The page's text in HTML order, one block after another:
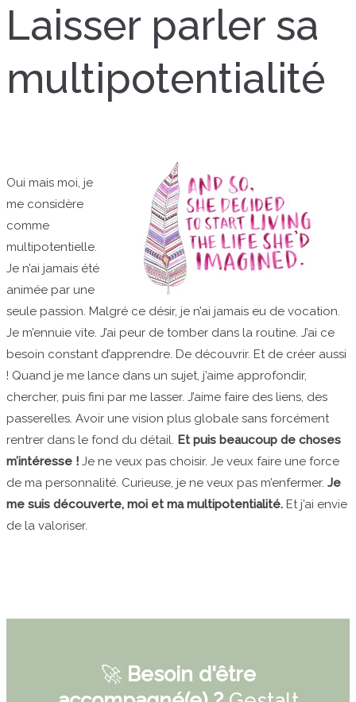
Laisser parler sa
multipotentialité
Oui mais moi, je
me considère
comme
multipotentielle.
Je n’ai jamais été
animée par une
seule passion. Malgré ce désir, je n’ai jamais eu de vocation.
Je m’ennuie vite. J’ai peur de tomber dans la routine. J’ai ce
besoin constant d’apprendre. De découvrir. Et de créer aussi
! Quand je me lance dans un sujet, j’aime approfondir,
chercher, puis fini par me lasser. J’aime faire des liens, des
passerelles. Avoir une vision plus globale sans forcément
rentrer dans le fond du détail. Et puis beaucoup de choses
m’intéresse ! Je ne veux pas choisir. Je veux faire une force
de ma personnalité. Curieuse, je ne veux pas m’enfermer. Je
me suis découverte, moi et ma multipotentialité. Et j’ai envie
de la valoriser.
🚀 Besoin d'être